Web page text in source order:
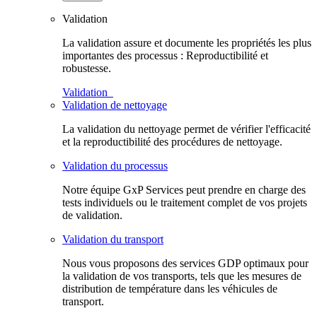
Validation
La validation assure et documente les propriétés les plus
importantes des processus : Reproductibilité et
robustesse.
Validation
Validation de nettoyage
La validation du nettoyage permet de vérifier l'efficacité
et la reproductibilité des procédures de nettoyage.
Validation du processus
Notre équipe GxP Services peut prendre en charge des
tests individuels ou le traitement complet de vos projets
de validation.
Validation du transport
Nous vous proposons des services GDP optimaux pour
la validation de vos transports, tels que les mesures de
distribution de température dans les véhicules de
transport.